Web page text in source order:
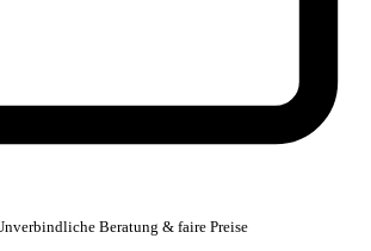
Beratung & faire Preise